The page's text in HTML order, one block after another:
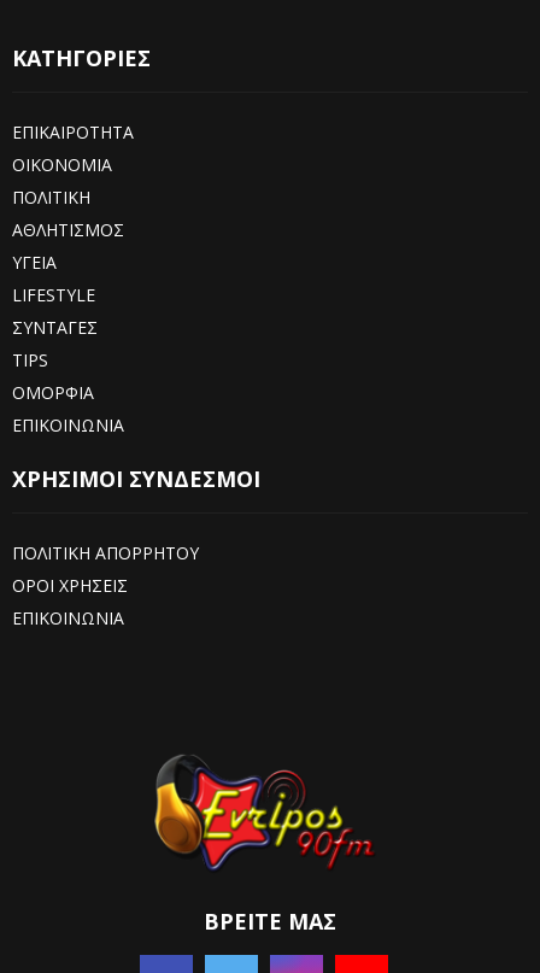
ΚΑΤΗΓΟΡΙΕΣ
ΕΠΙΚΑΙΡΟΤΗΤΑ
ΟΙΚΟΝΟΜΙΑ
ΠΟΛΙΤΙΚΗ
ΑΘΛΗΤΙΣΜΟΣ
ΥΓΕΙΑ
LIFESTYLE
ΣΥΝΤΑΓΕΣ
TIPS
ΟΜΟΡΦΙΑ
ΕΠΙΚΟΙΝΩΝΙΑ
ΧΡΗΣΙΜΟΙ ΣΥΝΔΕΣΜΟΙ
ΠΟΛΙΤΙΚΗ ΑΠΟΡΡΗΤΟΥ
ΟΡΟΙ ΧΡΗΣΕΙΣ
ΕΠΙΚΟΙΝΩΝΙΑ
ΒΡΕΊΤΕ ΜΑΣ